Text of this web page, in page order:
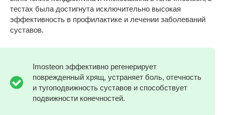
тестах была достигнута исключительно высокая
эффективность в профилактике и лечении заболеваний
суставов.
Imosteon эффективно регенерирует
поврежденный хрящ, устраняет боль, отечность
и тугоподвижность суставов и способствует
подвижности конечностей.